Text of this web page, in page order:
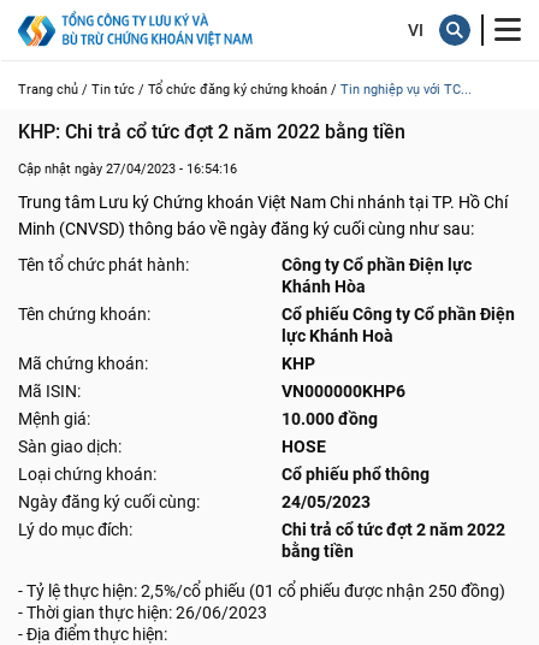
Trang chủ / Tin tức / Tổ chức đăng ký chứng khoán / Tin nghiệp vụ với TC...
KHP: Chi trả cổ tức đợt 2 năm 2022 bằng tiền
Cập nhật ngày 27/04/2023 - 16:54:16
Trung tâm Lưu ký Chứng khoán Việt Nam Chi nhánh tại TP. Hồ Chí
Minh (CNVSD) thông báo về ngày đăng ký cuối cùng như sau:
Tên tổ chức phát hành:
Công ty Cổ phần Điện lực
Khánh Hòa
Tên chứng khoán:
Cổ phiếu Công ty Cổ phần Điện
lực Khánh Hoà
Mã chứng khoán:
KHP
Mã ISIN:
VN000000KHP6
Mệnh giá:
10.000 đồng
Sàn giao dịch:
HOSE
Loại chứng khoán:
Cổ phiếu phổ thông
Ngày đăng ký cuối cùng:
24/05/2023
Lý do mục đích:
Chi trả cổ tức đợt 2 năm 2022
bằng tiền
- Tỷ lệ thực hiện: 2,5%/cổ phiếu (01 cổ phiếu được nhận 250 đồng)
- Thời gian thực hiện: 26/06/2023
- Địa điểm thực hiện: